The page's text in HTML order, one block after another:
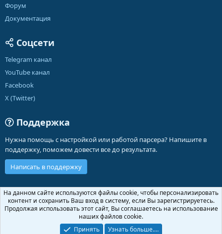
Форум
Документация
Соцсети
Telegram канал
YouTube канал
Facebook
X (Twitter)
Поддержка
Нужна помощь с настройкой или работой парсера? Напишите в
поддержку, поможем довести все до результата.
Написать в поддержку
Russian (RU)
Обратная связь
Условия и правила
Политика конфиденциальности
Помощь
Community platform by XenForo ® © 2010-2026 XenForo Ltd.
На данном сайте используются файлы cookie, чтобы персонализировать
контент и сохранить Ваш вход в систему, если Вы зарегистрируетесь.
Продолжая использовать этот сайт, Вы соглашаетесь на использование
наших файлов cookie.
Принять
Узнать больше.…